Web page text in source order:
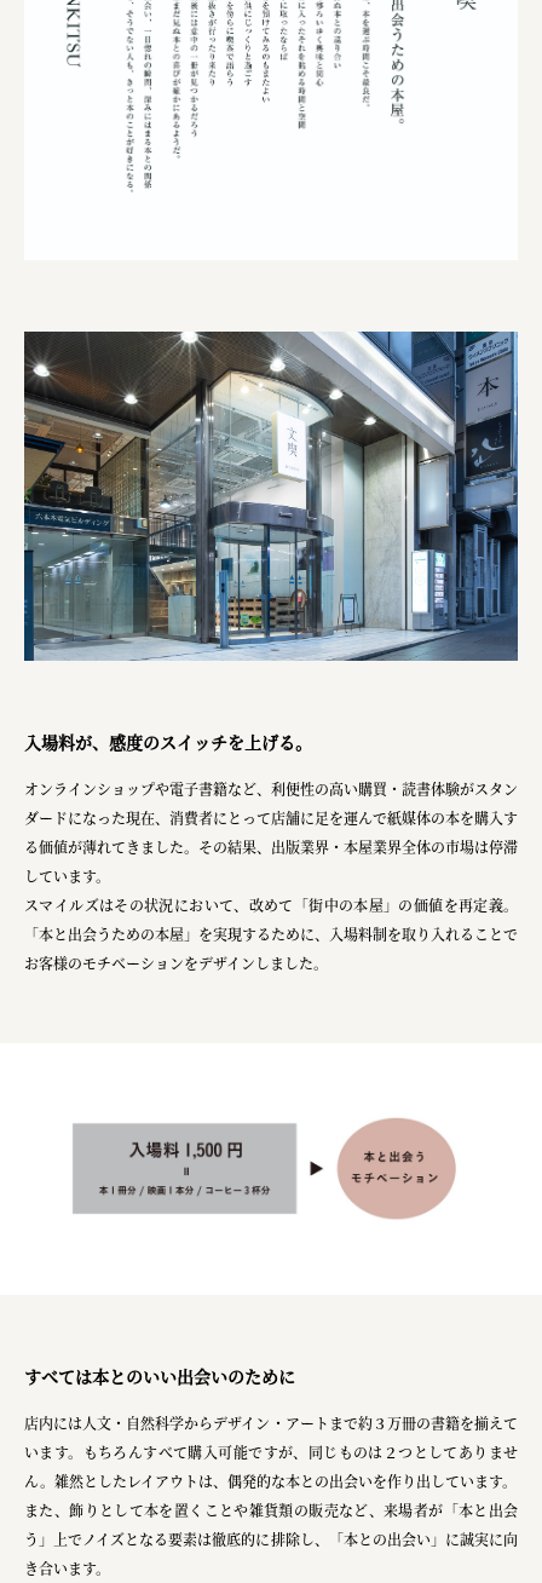
なかがわの恵み活用協議会
GLASS-LAB株式会社
株式会社オカムラ
株式会社ENO.STUDIO
株式会社ニューテックシンセイ
PALAB
株式会社ドリームプラザ
GOEMON
株式会社ヤマサン
株式会社 マツバラ
株式会社東果堂
株式会社 中日ステンドアート
株式会社ポーラ
株式会社ロッテ
ourselves
一般財団法人 伝統的工芸品産業振興協会
三井不動産株式会社
有限会社 丸久商店
住友化学株式会社
株式会社リビタ
宗教法人圓能寺立 若草幼稚園
株式会社 照沼
食処くさの根
入場料が、感度のスイッチを上げる。
オンラインショップや電子書籍など、利便性の高い購買・読書体験がスタン
ダードになった現在、消費者にとって店舗に足を運んで紙媒体の本を購入す
る価値が薄れてきました。その結果、出版業界・本屋業界全体の市場は停滞
しています。
スマイルズはその状況において、改めて「街中の本屋」の価値を再定義。
「本と出会うための本屋」を実現するために、入場料制を取り入れることで
お客様のモチベーションをデザインしました。
すべては本とのいい出会いのために
店内には人文・自然科学からデザイン・アートまで約３万冊の書籍を揃えて
います。もちろんすべて購入可能ですが、同じものは２つとしてありませ
ん。雑然としたレイアウトは、偶発的な本との出会いを作り出しています。
また、飾りとして本を置くことや雑貨類の販売など、来場者が「本と出会
う」上でノイズとなる要素は徹底的に排除し、「本との出会い」に誠実に向
き合います。